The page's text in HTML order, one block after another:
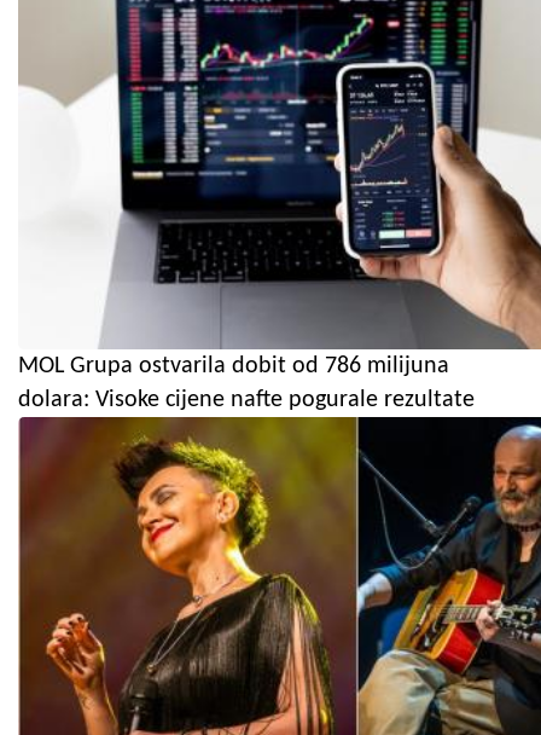
MOL Grupa ostvarila dobit od 786 milijuna
dolara: Visoke cijene nafte pogurale rezultate